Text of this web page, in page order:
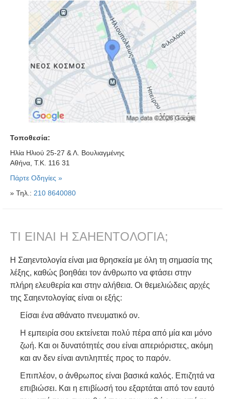
Τοποθεσία:
Ηλία Ηλιού 25-27 & Λ. Βουλιαγμένης
Αθήνα, Τ.Κ. 116 31
Πάρτε Οδηγίες »
» Τηλ.: 210 8640080
ΤΙ ΕΙΝΑΙ Η ΣΑΗΕΝΤΟΛΟΓΙΑ;
Η Σαηεντολογία είναι μια θρησκεία με όλη τη σημασία της
λέξης, καθώς βοηθάει τον άνθρωπο να φτάσει στην
πλήρη ελευθερία και στην αλήθεια. Οι θεμελιώδεις αρχές
της Σαηεντολογίας είναι οι εξής:
Είσαι ένα αθάνατο πνευματικό ον.
Η εμπειρία σου εκτείνεται πολύ πέρα από μία και μόνο
ζωή. Και οι δυνατότητές σου είναι απεριόριστες, ακόμη
και αν δεν είναι αντιληπτές προς το παρόν.
Επιπλέον, ο άνθρωπος είναι βασικά καλός. Επιζητά να
επιβιώσει. Και η επιβίωσή του εξαρτάται από τον εαυτό